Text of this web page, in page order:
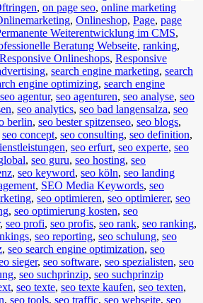
, on page seo, online marketing
, Onlineshop, Page, page
Weiterentwicklung im CMS,
Beratung Webseite, ranking,
Responsive Onlineshops, Responsive
, search engine marketing, search
engine optimizing, search engine
seo agentur, seo agenturen, seo analyse, seo
, seo analytics, seo bad langensalza, seo
berlin, seo bester spitzenseo, seo blogs,
seo concept, seo consulting, seo definition,
, seo erfurt, seo experte, seo
, seo guru, seo hosting, seo
, seo keyword, seo köln, seo landing
, SEO Media Keywords, seo
, seo optimieren, seo optimierer, seo
, seo optimierung kosten, seo
, seo profi, seo profis, seo rank, seo ranking,
, seo reporting, seo schulung, seo
, seo search engine optimization, seo
sieger, seo software, seo spezialisten, seo
, seo suchprinzip, seo suchprinzip
, seo texte, seo texte kaufen, seo texten,
, seo tools, seo traffic, seo webseite, seo